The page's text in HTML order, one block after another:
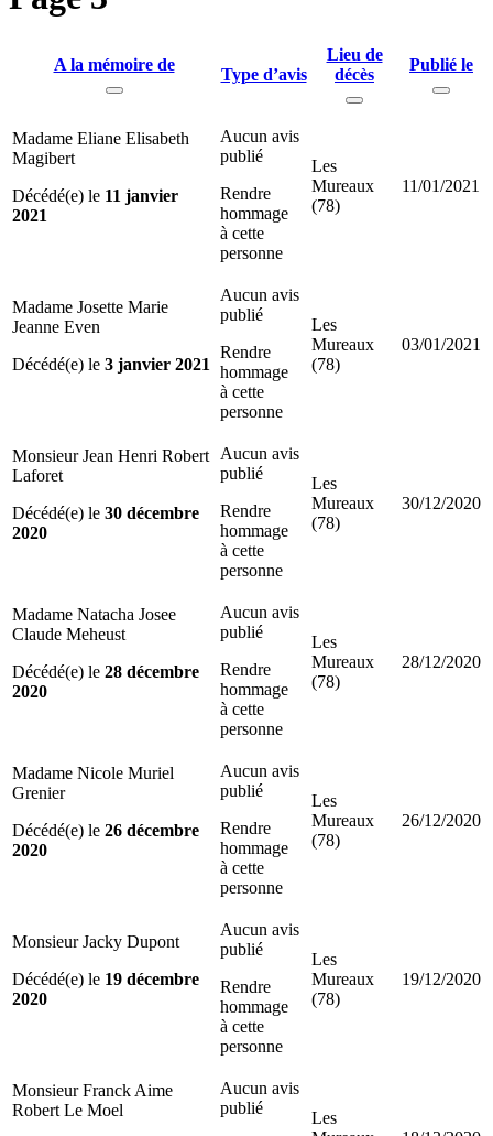
A la mémoire de
Type d’avis
Lieu de
décès
Publié le
Madame Eliane Elisabeth
Magibert
Décédé(e) le 11 janvier
2021
Aucun avis
publié
Rendre
hommage
à cette
personne
Les
Mureaux
(78)
11/01/2021
Madame Josette Marie
Jeanne Even
Décédé(e) le 3 janvier 2021
Aucun avis
publié
Rendre
hommage
à cette
personne
Les
Mureaux
(78)
03/01/2021
Monsieur Jean Henri Robert
Laforet
Décédé(e) le 30 décembre
2020
Aucun avis
publié
Rendre
hommage
à cette
personne
Les
Mureaux
(78)
30/12/2020
Madame Natacha Josee
Claude Meheust
Décédé(e) le 28 décembre
2020
Aucun avis
publié
Rendre
hommage
à cette
personne
Les
Mureaux
(78)
28/12/2020
Madame Nicole Muriel
Grenier
Décédé(e) le 26 décembre
2020
Aucun avis
publié
Rendre
hommage
à cette
personne
Les
Mureaux
(78)
26/12/2020
Monsieur Jacky Dupont
Décédé(e) le 19 décembre
2020
Aucun avis
publié
Rendre
hommage
à cette
personne
Les
Mureaux
(78)
19/12/2020
Monsieur Franck Aime
Robert Le Moel
Aucun avis
publié
Les